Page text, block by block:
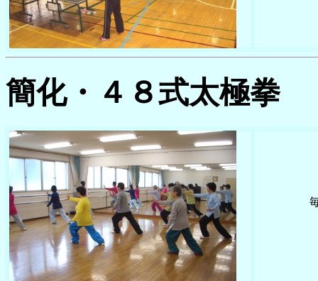
簡化・４８式太極拳